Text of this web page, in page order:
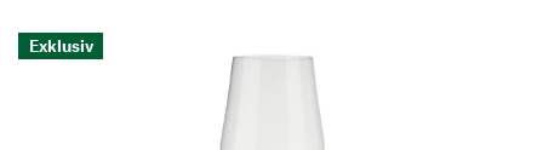
Exklusiv